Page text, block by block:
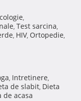
,
, Test sarcina,
, HIV, Ortopedie,
, Intretinere,
de slabit, Dieta
de acasa